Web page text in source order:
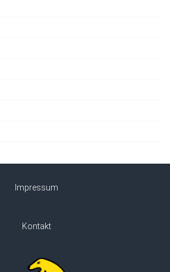
Impressum
Kontakt